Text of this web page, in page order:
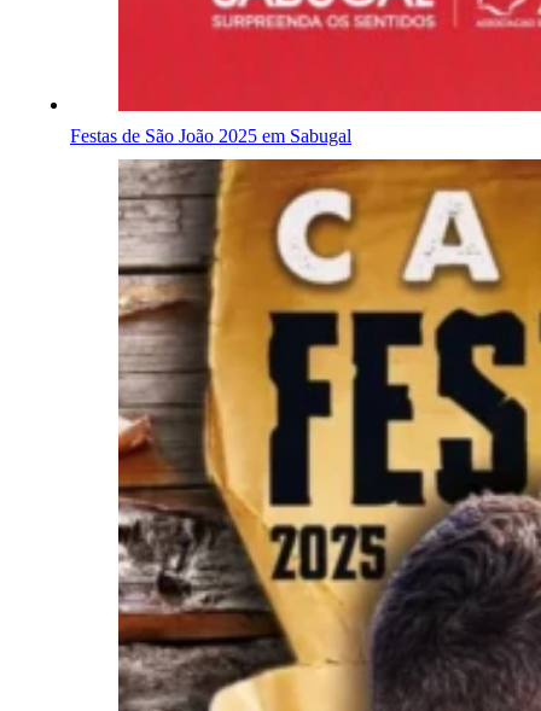
Festas de São João 2025 em Sabugal